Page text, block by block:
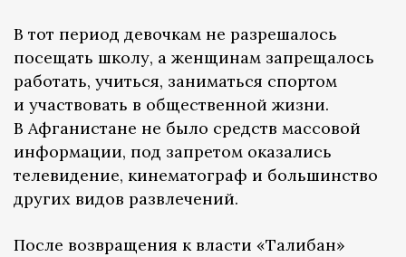
В тот период девочкам не разрешалось
посещать школу, а женщинам запрещалось
работать, учиться, заниматься спортом
и участвовать в общественной жизни.
В Афганистане не было средств массовой
информации, под запретом оказались
телевидение, кинематограф и большинство
других видов развлечений.
После возвращения к власти «Талибан»